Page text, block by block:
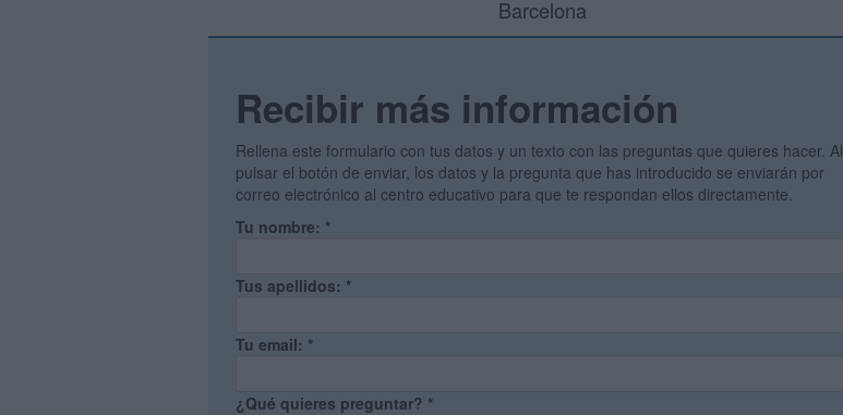
Barcelona
Recibir más información
Rellena este formulario con tus datos y un texto con las preguntas que quieres hacer. Al
pulsar el botón de enviar, los datos y la pregunta que has introducido se enviarán por
correo electrónico al centro educativo para que te respondan ellos directamente.
Tu nombre: *
Tus apellidos: *
Tu email: *
¿Qué quieres preguntar? *